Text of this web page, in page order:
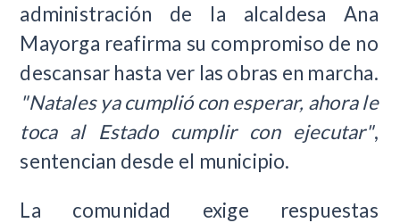
administración de la alcaldesa Ana
Mayorga reafirma su compromiso de no
descansar hasta ver las obras en marcha.
"Natales ya cumplió con esperar, ahora le
toca al Estado cumplir con ejecutar",
sentencian desde el municipio.
La comunidad exige respuestas